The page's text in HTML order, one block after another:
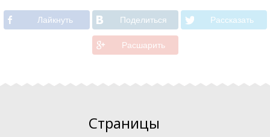
Лайкнуть Поделиться Рассказать
Расшарить
Страницы